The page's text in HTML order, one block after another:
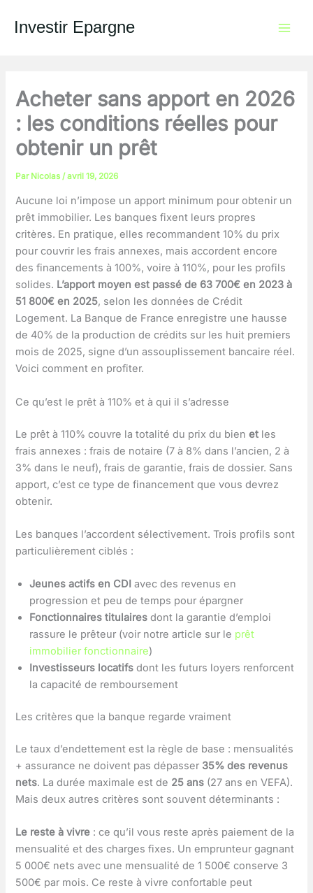
Investir Epargne
Acheter sans apport en 2026
: les conditions réelles pour
obtenir un prêt
Par Nicolas /avril 19, 2026
Aucune loi n’impose un apport minimum pour obtenir un
prêt immobilier. Les banques fixent leurs propres
critères. En pratique, elles recommandent 10% du prix
pour couvrir les frais annexes, mais accordent encore
des financements à 100%, voire à 110%, pour les profils
solides. L’apport moyen est passé de 63 700€ en 2023 à
51 800€ en 2025, selon les données de Crédit
Logement. La Banque de France enregistre une hausse
de 40% de la production de crédits sur les huit premiers
mois de 2025, signe d’un assouplissement bancaire réel.
Voici comment en profiter.
Ce qu’est le prêt à 110% et à qui il s’adresse
Le prêt à 110% couvre la totalité du prix du bienet les
frais annexes : frais de notaire (7 à 8% dans l’ancien, 2 à
3% dans le neuf), frais de garantie, frais de dossier. Sans
apport, c’est ce type de financement que vous devrez
obtenir.
Les banques l’accordent sélectivement. Trois profils sont
particulièrement ciblés :
Jeunes actifs en CDI avec des revenus en
progression et peu de temps pour épargner
Fonctionnaires titulaires dont la garantie d’emploi
rassure le prêteur (voir notre article sur le prêt
immobilier fonctionnaire)
Investisseurs locatifs dont les futurs loyers renforcent
la capacité de remboursement
Les critères que la banque regarde vraiment
Le taux d’endettement est la règle de base : mensualités
+ assurance ne doivent pas dépasser 35% des revenus
nets. La durée maximale est de 25 ans (27 ans en VEFA).
Mais deux autres critères sont souvent déterminants :
Le reste à vivre : ce qu’il vous reste après paiement de la
mensualité et des charges fixes. Un emprunteur gagnant
5 000€ nets avec une mensualité de 1 500€ conserve 3
500€ par mois. Ce reste à vivre confortable peut